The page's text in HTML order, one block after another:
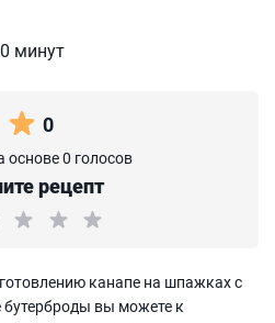
минут
0
основе 0 голосов
рецепт
канапе на шпажках с
вы можете к